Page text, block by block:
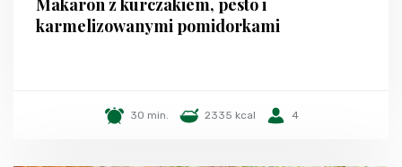
Makaron z kurczakiem, pesto i
karmelizowanymi pomidorkami
30 min. 2335 kcal 4